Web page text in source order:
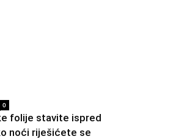
0
folije stavite ispred
noći riješićete se